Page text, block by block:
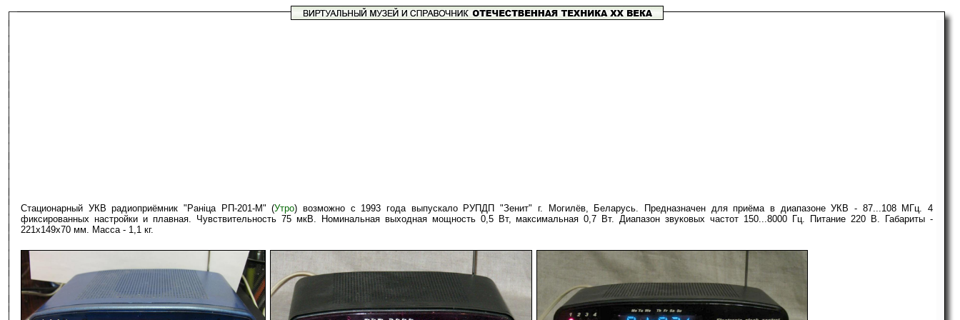
Стационарный УКВ радиоприёмник "Ранiца РП-201-М" (Утро) возможно с 1993 года выпускало РУПДП "Зенит" г. Могилёв, Беларусь. Предназначен для приёма в диапазоне УКВ - 87...108 МГц. 4
фиксированных настройки и плавная. Чувствительность 75 мкВ. Номинальная выходная мощность 0,5 Вт, максимальная 0,7 Вт. Диапазон звуковых частот 150...8000 Гц. Питание 220 В. Габариты -
221х149х70 мм. Масса - 1,1 кг.